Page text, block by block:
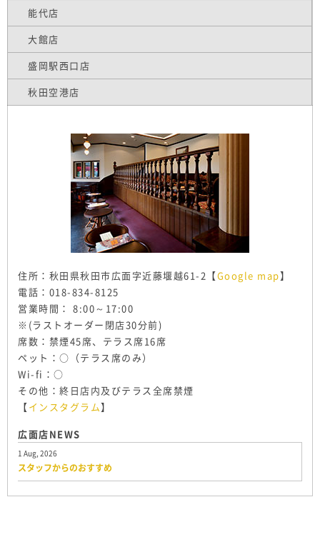
能代店
大館店
盛岡駅西口店
秋田空港店
住所：秋田県秋田市広面字近藤堰越61-2【Google map】
電話：018-834-8125
営業時間： 8:00～17:00
※(ラストオーダー閉店30分前)
席数：禁煙45席、テラス席16席
ペット：○（テラス席のみ）
Wi-fi：○
その他：終日店内及びテラス全席禁煙
【インスタグラム】
広面店NEWS
1 Aug, 2026
スタッフからのおすすめ